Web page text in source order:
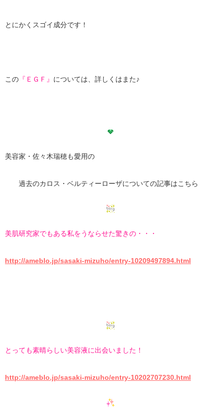
とにかくスゴイ成分です！
この 『ＥＧＦ』 については、詳しくはまた♪
美容家・佐々木瑞穂も愛用の
過去のカロス・ベルティーローザについての記事はこちら
美肌研究家でもある私をうならせた驚きの・・・
http://ameblo.jp/sasaki-mizuho/entry-10209497894.html
とっても素晴らしい美容液に出会いました！
http://ameblo.jp/sasaki-mizuho/entry-10202707230.html